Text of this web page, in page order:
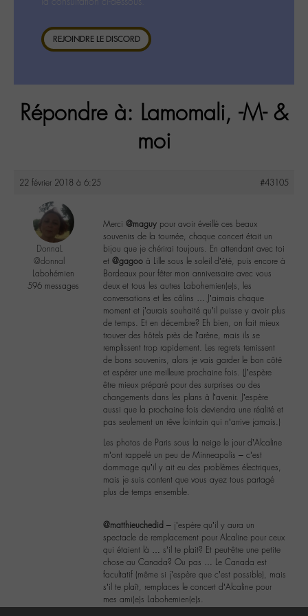
REJOINDRE LE DISCORD
Répondre à: Lamomali, -M- &
moi
22 février 2018 à 6:25 #43105
DonnaL
@donnal
Labohémien
596 messages
Merci @maguy pour avoir éveillé ces beaux
souvenirs de la tournée, chaque concert était un
bijou que je chérirai toujours. En attendant avec toi
et @gagoo à Lille sous le soleil d’été, puis encore à
Bordeaux pour fêter mon anniversaire avec vous
deux et tous les autres Labohemien(e)s, les
conversations et les câlins … J’aimais chaque
moment et j’aurais souhaité qu’il puisse y avoir plus
de temps. Et en décembre? Eh bien, on fait mieux
trouver des hôtels près de l’arène, mais ils se
remplissent trop rapidement. Les regrets ternissent
de bons souvenirs, alors je vais garder le bon côté
et espérer une meilleure prochaine fois. (J’espère
être mieux préparé pour des surprises ou des
changements dans les plans à l’avenir. J’espère
aussi que la prochaine fois deviendra une réalité et
pas seulement un rêve lointain qui n’arrive jamais.)
Les photos de Paris sous la neige le jour d’Alcaline
m’ont rappelé un peu de Minneapolis – c’est
dommage qu’il y ait eu des problèmes électriques,
mais je suis content que vous ayez tous partagé
plus de temps ensemble.
@matthieuchedid – j’espère qu’il y aura un
spectacle de remplacement pour Alcaline pour ceux
qui étaient là … s’il te plait? Et peut-être une petite
chose au Canada? Ou pas … Le Canada est
facultatif (même si j’espère que c’est possible), mais
s’il te plaît, remplaces le concert d’Alcaline pour
mes ami(e)s Labohemien(e)s.